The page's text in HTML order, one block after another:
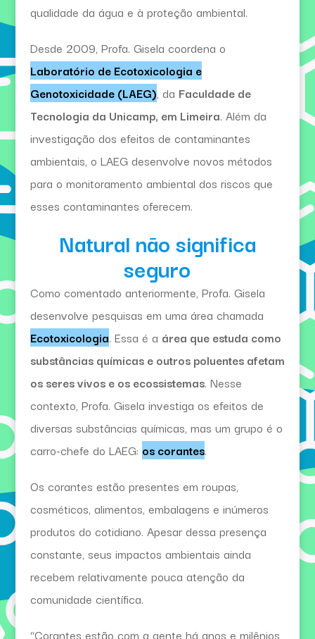
qualidade da água e à proteção ambiental.
Desde 2009, Profa. Gisela coordena o
Laboratório de Ecotoxicologia e
Genotoxicidade (LAEG), da Faculdade de
Tecnologia da Unicamp, em Limeira. Além da
investigação dos efeitos de contaminantes
ambientais, o LAEG desenvolve novos métodos
para o monitoramento ambiental dos riscos que
esses contaminantes oferecem.
Natural não significa
seguro
Como comentado anteriormente, Profa. Gisela
desenvolve pesquisas em uma área chamada
Ecotoxicologia. Essa é a área que estuda como
substâncias químicas e outros poluentes afetam
os seres vivos e os ecossistemas. Nesse
contexto, Profa. Gisela investiga os efeitos de
diversas substâncias químicas, mas um grupo é o
carro-chefe do LAEG: os corantes.
Os corantes estão presentes em roupas,
cosméticos, alimentos, embalagens e inúmeros
produtos do cotidiano. Apesar dessa presença
constante, seus impactos ambientais ainda
recebem relativamente pouca atenção da
comunidade científica.
“Corantes estão com a gente há anos e milênios